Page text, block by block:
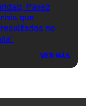
Pavez
que
no
VER MÁS